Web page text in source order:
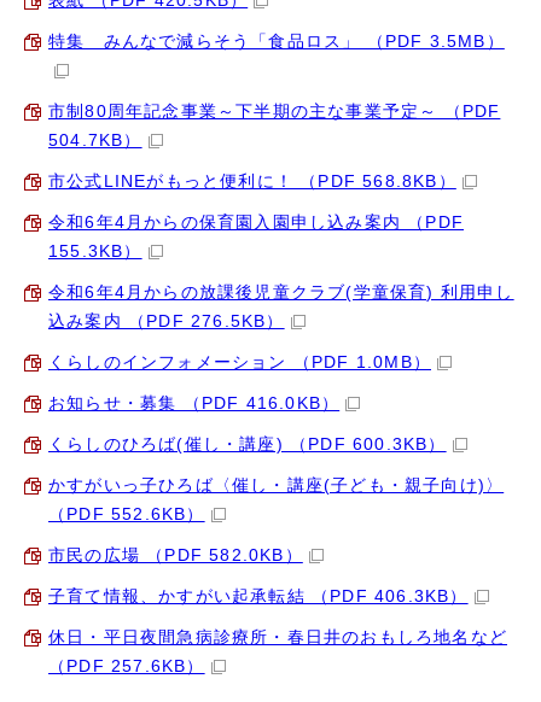
特集 みんなで減らそう「食品ロス」 （PDF 3.5MB）
市制80周年記念事業～下半期の主な事業予定～ （PDF
504.7KB）
市公式LINEがもっと便利に！ （PDF 568.8KB）
令和6年4月からの保育園入園申し込み案内 （PDF
155.3KB）
令和6年4月からの放課後児童クラブ(学童保育) 利用申し
込み案内 （PDF 276.5KB）
くらしのインフォメーション （PDF 1.0MB）
お知らせ・募集 （PDF 416.0KB）
くらしのひろば(催し・講座) （PDF 600.3KB）
かすがいっ子ひろば〈催し・講座(子ども・親子向け)〉
（PDF 552.6KB）
市民の広場 （PDF 582.0KB）
子育て情報、かすがい起承転結 （PDF 406.3KB）
休日・平日夜間急病診療所・春日井のおもしろ地名など
（PDF 257.6KB）